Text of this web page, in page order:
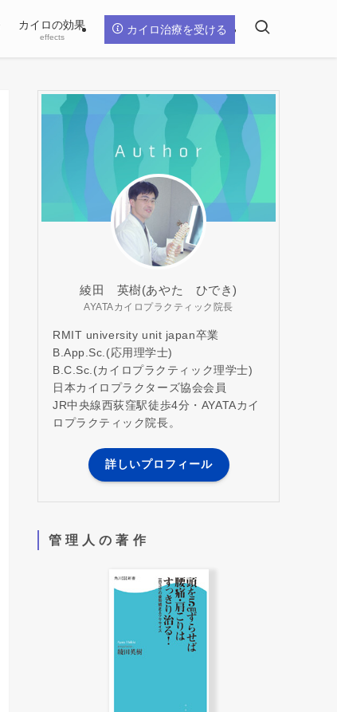
カイロの効果
effects
カイロ治療を受ける
綾田 英樹(あやた ひでき)
AYATAカイロプラクティック院長
RMIT university unit japan卒業
B.App.Sc.(応用理学士)
B.C.Sc.(カイロプラクティック理学士)
日本カイロプラクターズ協会会員
JR中央線西荻窪駅徒歩4分・AYATAカイ
ロプラクティック院長。
詳しいプロフィール
管 理 人 の 著 作